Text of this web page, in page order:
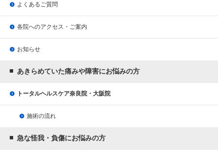
よくあるご質問
各院へのアクセス・ご案内
お知らせ
あきらめていた痛みや障害にお悩みの方
トータルヘルスケア奈良院・大阪院
施術の流れ
急な怪我・負傷にお悩みの方